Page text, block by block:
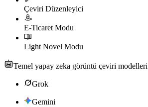
Çeviri Düzenleyici
E-Ticaret Modu
Light Novel Modu
Temel yapay zeka görüntü çeviri modelleri
Grok
Gemini